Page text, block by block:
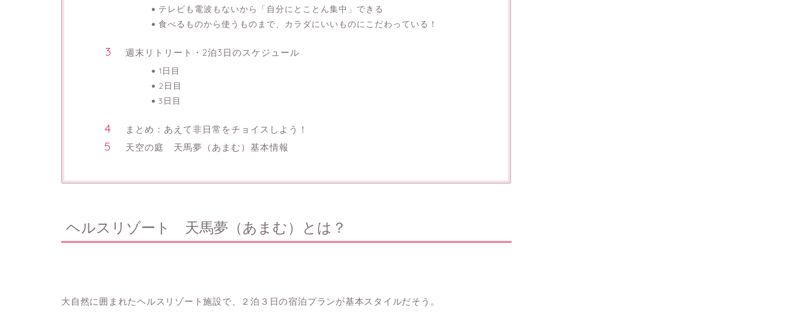
テレビも電波もないから「自分にとことん集中」できる
食べるものから使うものまで、カラダにいいものにこだわっている！
週末リトリート・2泊3日のスケジュール
1日目
2日目
3日目
まとめ：あえて非日常をチョイスしよう！
天空の庭 天馬夢（あまむ）基本情報
ヘルスリゾート 天馬夢（あまむ）とは？
大自然に囲まれたヘルスリゾート施設で、２泊３日の宿泊プランが基本スタイルだそう。